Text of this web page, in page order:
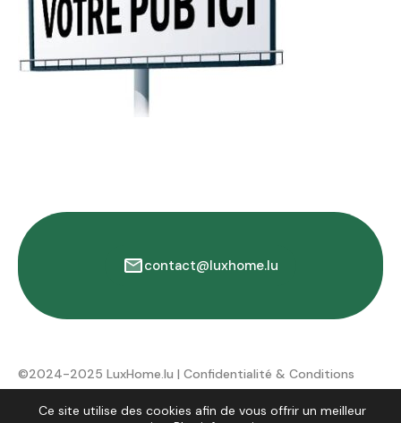
contact@luxhome.lu
©2024-2025 LuxHome.lu | Confidentialité & Conditions
d'utilisation
Ce site utilise des cookies afin de vous offrir un meilleur